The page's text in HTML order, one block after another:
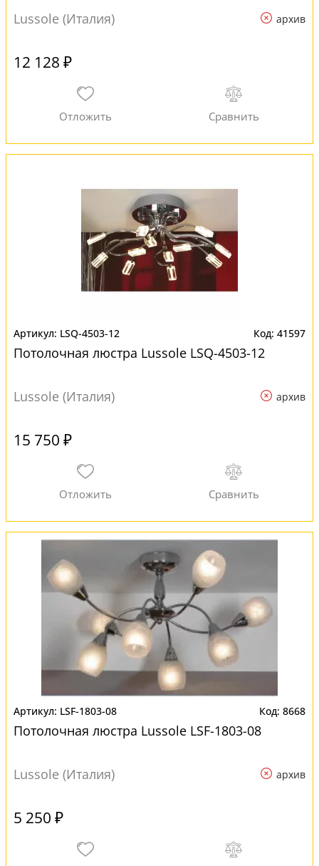
Lussole (Италия) архив
12 128 ₽
LSQ-4503-12 41597
Потолочная люстра Lussole LSQ-4503-12
Lussole (Италия) архив
15 750 ₽
LSF-1803-08 8668
Потолочная люстра Lussole LSF-1803-08
Lussole (Италия) архив
5 250 ₽